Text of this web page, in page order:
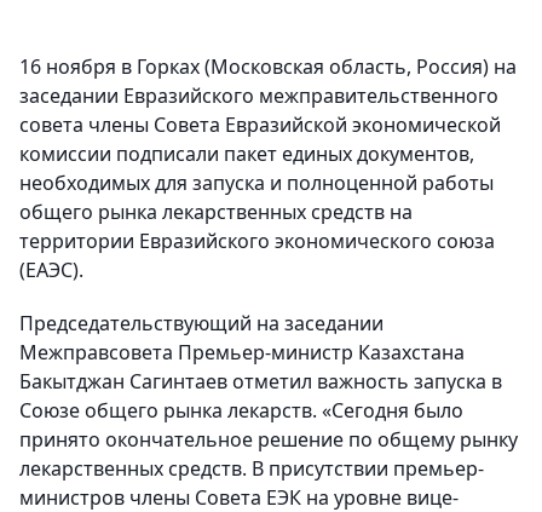
16 ноября в Горках (Московская область, Россия) на
заседании Евразийского межправительственного
совета члены Совета Евразийской экономической
комиссии подписали пакет единых документов,
необходимых для запуска и полноценной работы
общего рынка лекарственных средств на
территории Евразийского экономического союза
(ЕАЭС).
Председательствующий на заседании
Межправсовета Премьер-министр Казахстана
Бакытджан Сагинтаев отметил важность запуска в
Союзе общего рынка лекарств. «Сегодня было
принято окончательное решение по общему рынку
лекарственных средств. В присутствии премьер-
министров члены Совета ЕЭК на уровне вице-